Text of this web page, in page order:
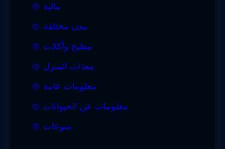
مالية
مدن مختلفة
مطبخ وأكلات
معدات المنزل
معلومات عامة
معلومات عن الحيوانات
منوعات